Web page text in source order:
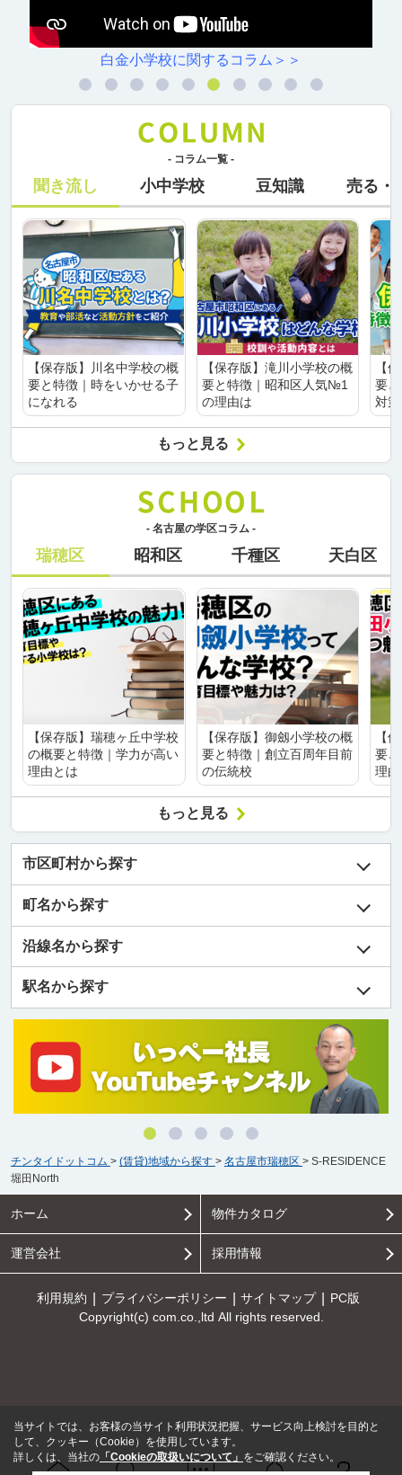
村雲小学校に関する
- コラム一覧 -
聞き流し 小中学校 豆知識 売る・
【保存版】川名中学校の概
要と特徴｜時をいかせる子
になれる
【保存版】滝川小学校の概
要と特徴｜昭和区人気№1
の理由は
【
要
対
もっと見る
- 名古屋の学区コラム -
瑞穂区 昭和区 千種区 天白区
【保存版】瑞穂ヶ丘中学校
の概要と特徴｜学力が高い
理由とは
【保存版】御劔小学校の概
要と特徴｜創立百周年目前
の伝統校
【
要
理
もっと見る
市区町村から探す
町名から探す
沿線名から探す
駅名から探す
チンタイドットコム > (賃貸)地域から探す > 名古屋市瑞穂区 > S-RESIDENCE
堀田North
ホーム 物件カタログ
運営会社 採用情報
利用規約 プライバシーポリシー サイトマップ
PC版
Copyright(c) com.co.,ltd All rights reserved.
当サイトでは、お客様の当サイト利用状況把握、サービス向上検討を目的と
して、クッキー（Cookie）を使用しています。
詳しくは、当社の 「Cookieの取扱いについて」 をご確認ください。